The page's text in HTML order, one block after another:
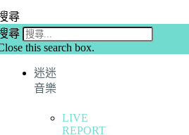
尋
尋
this search box.
迷迷
音樂
LIVE
REPORT